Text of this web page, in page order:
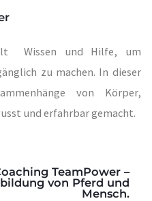
Wissen und Hilfe, um
zu machen. In dieser
von Körper,
und erfahrbar gemacht.
TeamPower –
von Pferd und
Mensch.